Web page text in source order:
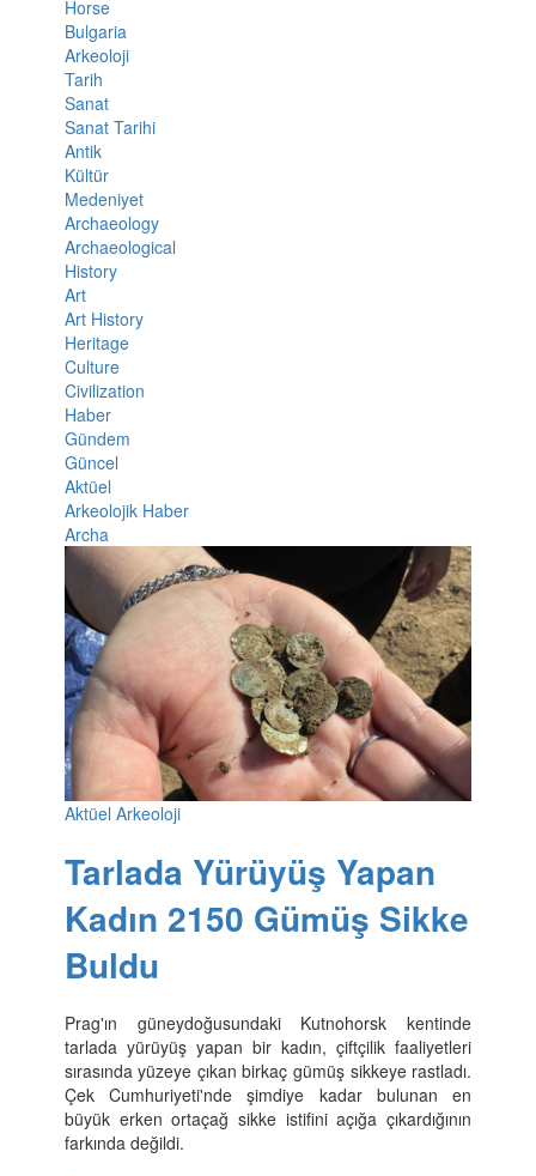
Horse
Bulgaria
Arkeoloji
Tarih
Sanat
Sanat Tarihi
Antik
Kültür
Medeniyet
Archaeology
Archaeological
History
Art
Art History
Heritage
Culture
Civilization
Haber
Gündem
Güncel
Aktüel
Arkeolojik Haber
Archa
Aktüel Arkeoloji
Tarlada Yürüyüş Yapan
Kadın 2150 Gümüş Sikke
Buldu
Prag'ın güneydoğusundaki Kutnohorsk kentinde
tarlada yürüyüş yapan bir kadın, çiftçilik faaliyetleri
sırasında yüzeye çıkan birkaç gümüş sikkeye rastladı.
Çek Cumhuriyeti'nde şimdiye kadar bulunan en
büyük erken ortaçağ sikke istifini açığa çıkardığının
farkında değildi.